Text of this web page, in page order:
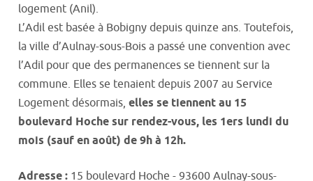
logement (Anil).
L’Adil est basée à Bobigny depuis quinze ans. Toutefois,
la ville d’Aulnay-sous-Bois a passé une convention avec
l’Adil pour que des permanences se tiennent sur la
commune. Elles se tenaient depuis 2007 au Service
Logement désormais, elles se tiennent au 15
boulevard Hoche sur rendez-vous, les 1ers lundi du
mois (sauf en août) de 9h à 12h.
Adresse : 15 boulevard Hoche - 93600 Aulnay-sous-